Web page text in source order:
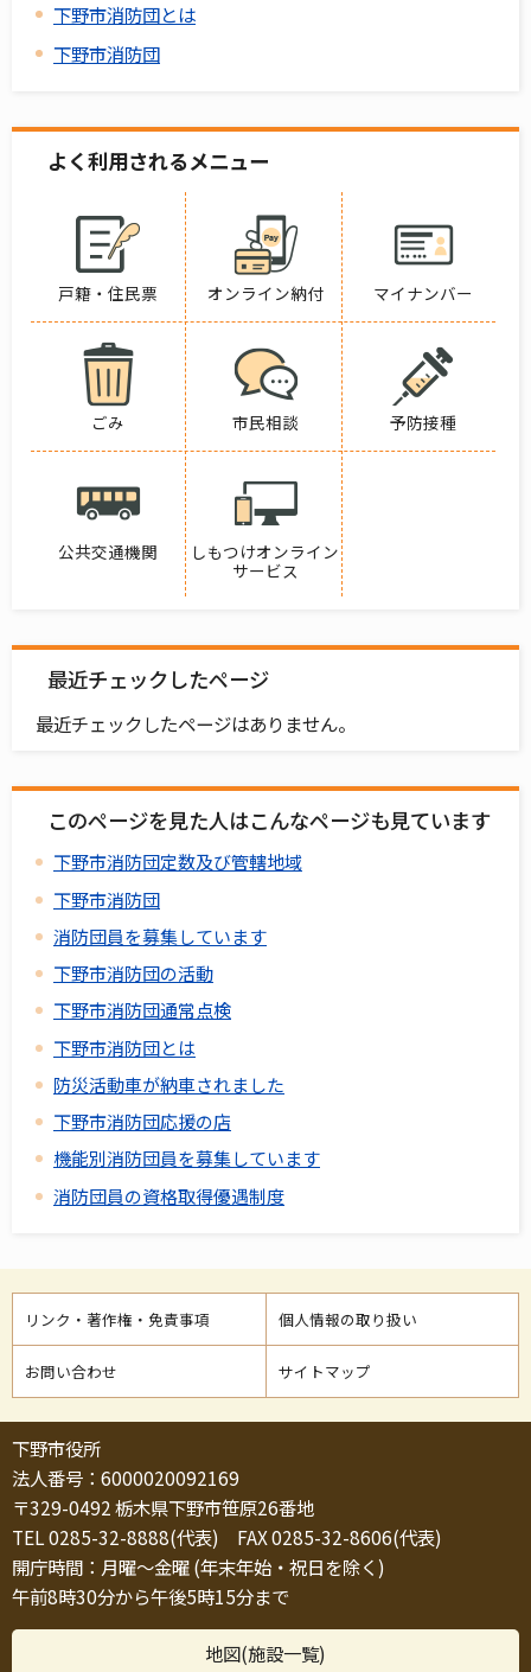
下野市消防団とは
下野市消防団
よく利用されるメニュー
戸籍・住民票 オンライン納付 マイナンバー
ごみ 市民相談 予防接種
公共交通機関
しもつけオンライン
サービス
最近チェックしたページ
最近チェックしたページはありません。
このページを見た人はこんなページも見ています
下野市消防団定数及び管轄地域
下野市消防団
消防団員を募集しています
下野市消防団の活動
下野市消防団通常点検
下野市消防団とは
防災活動車が納車されました
下野市消防団応援の店
機能別消防団員を募集しています
消防団員の資格取得優遇制度
リンク・著作権・免責事項 個人情報の取り扱い
お問い合わせ サイトマップ
下野市役所
法人番号：6000020092169
〒329-0492 栃木県下野市笹原26番地
TEL 0285-32-8888(代表) FAX 0285-32-8606(代表)
開庁時間：月曜～金曜 (年末年始・祝日を除く)
午前8時30分から午後5時15分まで
地図(施設一覧)